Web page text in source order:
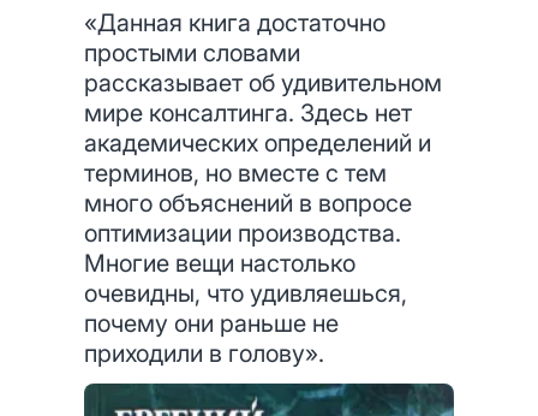
«Данная книга достаточно
простыми словами
рассказывает об удивительном
мире консалтинга. Здесь нет
академических определений и
терминов, но вместе с тем
много объяснений в вопросе
оптимизации производства.
Многие вещи настолько
очевидны, что удивляешься,
почему они раньше не
приходили в голову».